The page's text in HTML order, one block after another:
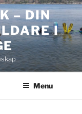
– DIN
I
Menu